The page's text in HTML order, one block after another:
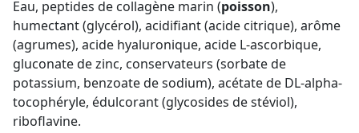
Eau, peptides de collagène marin (poisson),
humectant (glycérol), acidifiant (acide citrique), arôme
(agrumes), acide hyaluronique, acide L-ascorbique,
gluconate de zinc, conservateurs (sorbate de
potassium, benzoate de sodium), acétate de DL-alpha-
tocophéryle, édulcorant (glycosides de stéviol),
riboflavine.